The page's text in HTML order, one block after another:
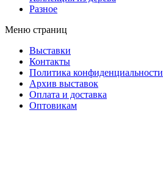
Разное
Меню страниц
Выставки
Контакты
Политика конфиденциальности
Архив выставок
Оплата и доставка
Оптовикам